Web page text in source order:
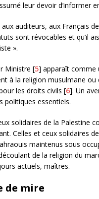
leur devoir
auditeurs, aux Français
sont révocables et qu’il
».
Ministre [5] apparaît comme
à la religion musulmane ou
les droits civils [6]. Un
politiques essentiels.
solidaires de la Palestine
Celles et ceux solidaires
maintenus sous
de la religion du
actuels, maîtres.
de mire